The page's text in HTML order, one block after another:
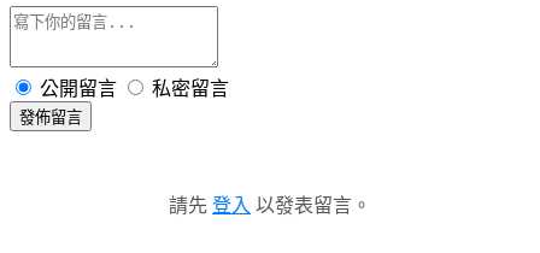
公開留言 私密留言
發佈留言
請先 登入 以發表留言。